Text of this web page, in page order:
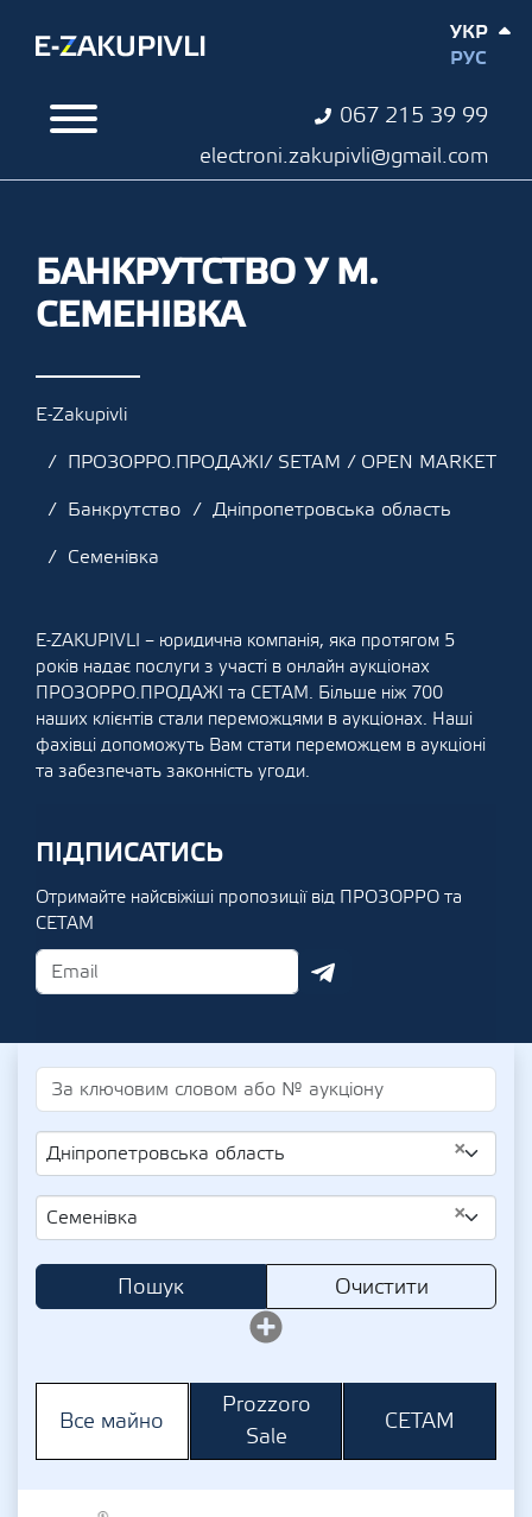
067 215 39 99
electroni.zakupivli@gmail.com
УКР
РУС
БАНКРУТСТВО У М.
СЕМЕНІВКА
E-Zakupivli
ПРОЗОРРО.ПРОДАЖІ/ SETAM / OPEN MARKET
Банкрутство
Дніпропетровська область
Семенівка
E-ZAKUPIVLI – юридична компанія, яка протягом 5
років надає послуги з участі в онлайн аукціонах
ПРОЗОРРО.ПРОДАЖІ та СЕТАМ. Більше ніж 700
наших клієнтів стали переможцями в аукціонах. Наші
фахівці допоможуть Вам стати переможцем в аукціоні
та забезпечать законність угоди.
ПІДПИСАТИСЬ
Отримайте найсвіжіші пропозиції від ПРОЗОРРО та
СЕТАМ
×
Дніпропетровська область
×
Семенівка
Пошук Очистити
Все майно
Prozzoro
Sale
СЕТАМ